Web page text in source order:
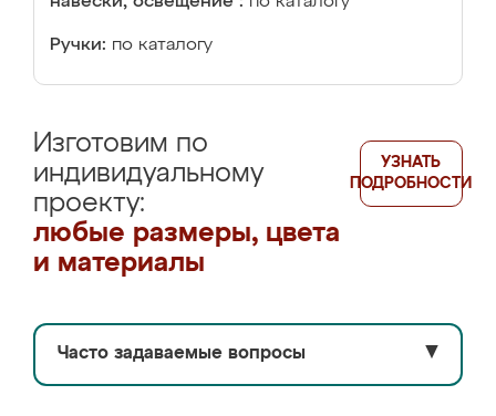
Ручки: по каталогу
Изготовим по
индивидуальному
проекту:
любые размеры, цвета
и материалы
УЗНАТЬ
ПОДРОБНОСТИ
Часто задаваемые вопросы ▼